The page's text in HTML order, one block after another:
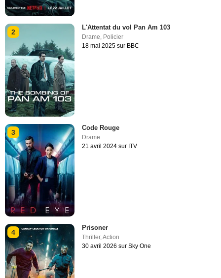
2
L'Attentat du vol Pan Am 103
Drame, Policier
18 mai 2025 sur BBC
3
Code Rouge
Drame
21 avril 2024 sur ITV
4
Prisoner
Thriller,Action
30 avril 2026 sur Sky One